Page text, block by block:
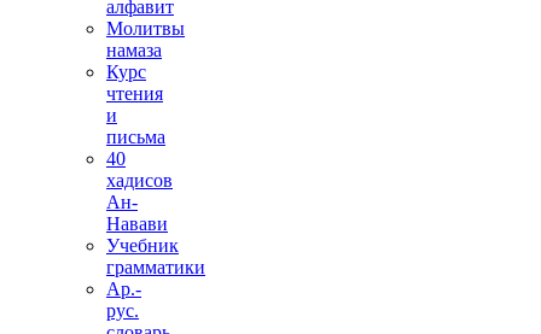
алфавит
Молитвы
намаза
Курс
чтения
и
письма
40
хадисов
Ан-
Навави
Учебник
грамматики
Ар.-
рус.